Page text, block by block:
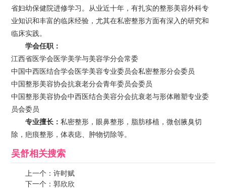
省妇幼保健院进修学习。从业近十年，有扎实的整形美容外科专
业知识和丰富的临床经验，尤其在私密整形方面有深入的研究和
临床实践。
学会任职：
江西省医学会医学美学与美容学分会常委
中国中西医结合学会医学美容专业委员会私密整形分会委员
中国整形美容协会抗衰老分会青年委员会委员
中国整形美容协会中西医结合美容分会抗衰老与形体雕塑专业委
员会委员
专业擅长：私密整形，眼鼻整形，脂肪移植，微创腋臭切
除，疤痕整形，体表痣、肿物切除等。
吴舒相关搜索
上一个：许时赋
下一个：郭欣欣